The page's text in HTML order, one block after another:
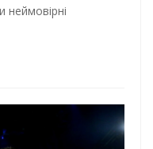
неймовірні